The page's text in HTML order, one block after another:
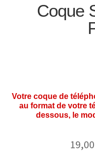
Coque
Votre coque de
au format de votre
dessous, le
19,00